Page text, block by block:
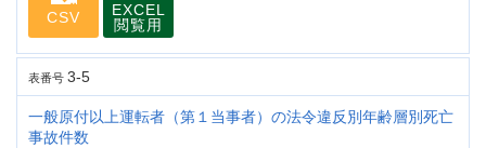
CSV
EXCEL
閲覧用
表番号 3-5
一般原付以上運転者（第１当事者）の法令違反別年齢層別死亡
事故件数